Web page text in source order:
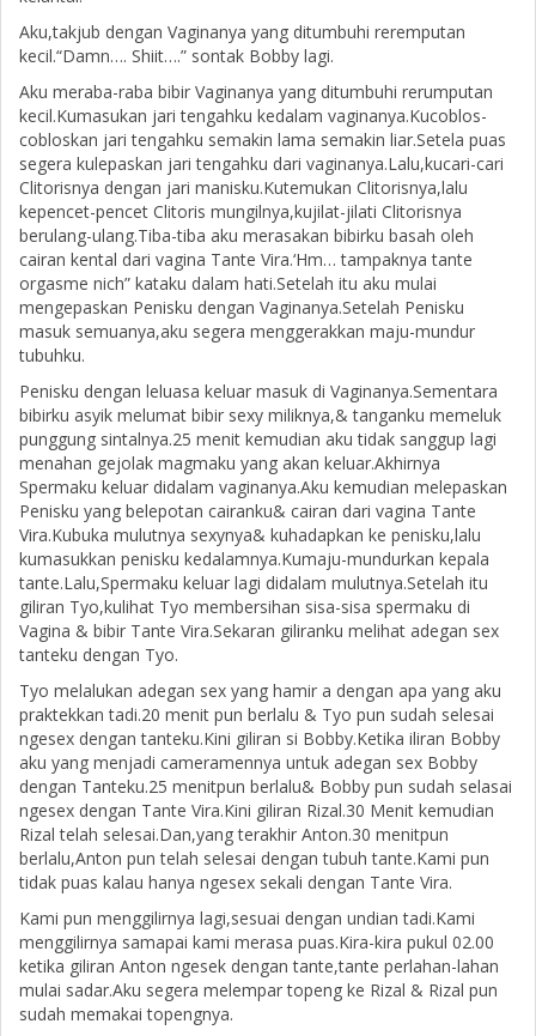
Aku,takjub dengan Vaginanya yang ditumbuhi reremputan
kecil.“Damn…. Shiit….” sontak Bobby lagi.
Aku meraba-raba bibir Vaginanya yang ditumbuhi rerumputan
kecil.Kumasukan jari tengahku kedalam vaginanya.Kucoblos-
cobloskan jari tengahku semakin lama semakin liar.Setela puas
segera kulepaskan jari tengahku dari vaginanya.Lalu,kucari-cari
Clitorisnya dengan jari manisku.Kutemukan Clitorisnya,lalu
kepencet-pencet Clitoris mungilnya,kujilat-jilati Clitorisnya
berulang-ulang.Tiba-tiba aku merasakan bibirku basah oleh
cairan kental dari vagina Tante Vira.‘Hm… tampaknya tante
orgasme nich” kataku dalam hati.Setelah itu aku mulai
mengepaskan Penisku dengan Vaginanya.Setelah Penisku
masuk semuanya,aku segera menggerakkan maju-mundur
tubuhku.
Penisku dengan leluasa keluar masuk di Vaginanya.Sementara
bibirku asyik melumat bibir sexy miliknya,& tanganku memeluk
punggung sintalnya.25 menit kemudian aku tidak sanggup lagi
menahan gejolak magmaku yang akan keluar.Akhirnya
Spermaku keluar didalam vaginanya.Aku kemudian melepaskan
Penisku yang belepotan cairanku& cairan dari vagina Tante
Vira.Kubuka mulutnya sexynya& kuhadapkan ke penisku,lalu
kumasukkan penisku kedalamnya.Kumaju-mundurkan kepala
tante.Lalu,Spermaku keluar lagi didalam mulutnya.Setelah itu
giliran Tyo,kulihat Tyo membersihan sisa-sisa spermaku di
Vagina & bibir Tante Vira.Sekaran giliranku melihat adegan sex
tanteku dengan Tyo.
Tyo melalukan adegan sex yang hamir a dengan apa yang aku
praktekkan tadi.20 menit pun berlalu & Tyo pun sudah selesai
ngesex dengan tanteku.Kini giliran si Bobby.Ketika iliran Bobby
aku yang menjadi cameramennya untuk adegan sex Bobby
dengan Tanteku.25 menitpun berlalu& Bobby pun sudah selasai
ngesex dengan Tante Vira.Kini giliran Rizal.30 Menit kemudian
Rizal telah selesai.Dan,yang terakhir Anton.30 menitpun
berlalu,Anton pun telah selesai dengan tubuh tante.Kami pun
tidak puas kalau hanya ngesex sekali dengan Tante Vira.
Kami pun menggilirnya lagi,sesuai dengan undian tadi.Kami
menggilirnya samapai kami merasa puas.Kira-kira pukul 02.00
ketika giliran Anton ngesek dengan tante,tante perlahan-lahan
mulai sadar.Aku segera melempar topeng ke Rizal & Rizal pun
sudah memakai topengnya.